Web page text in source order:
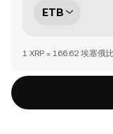
ETB
1 XRP = 166.62 埃塞俄